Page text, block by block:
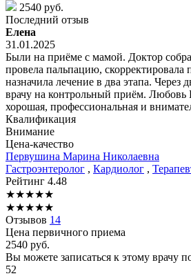
2540 руб.
Последний отзыв
Елена
31.01.2025
Были на приёме с мамой. Доктор
провела пальпацию, скорректировала
назначила лечение в два этапа. Через
врачу на контрольный приём. Любовь
хорошая, профессиональная и
Квалификация
Внимание
Цена-качество
Первушина Марина Николаевна
Гастроэнтеролог , Кардиолог ,
Рейтинг 4.48
★★★★★
★★★★★
Отзывов 14
Цена первичного приема
2540 руб.
Вы можете записаться к этому врачу
52